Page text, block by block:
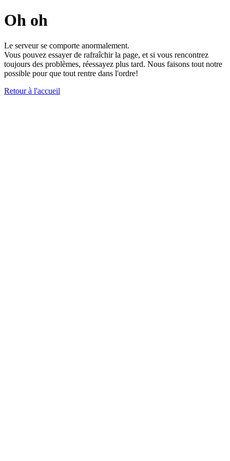
Oh oh
Le serveur se comporte anormalement.
Vous pouvez essayer de rafraîchir la page, et si vous rencontrez
toujours des problèmes, réessayez plus tard. Nous faisons tout notre
possible pour que tout rentre dans l'ordre!
Retour à l'accueil